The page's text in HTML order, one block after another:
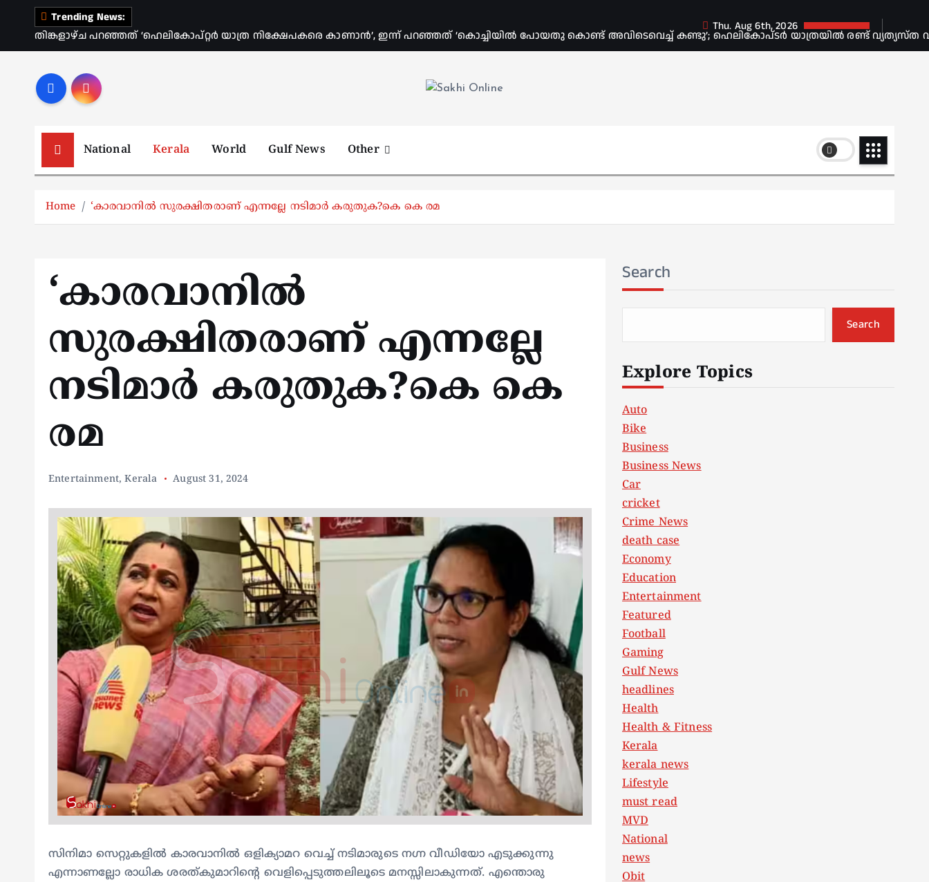
Trending News:
തിങ്കളാഴ്ച പറഞ്ഞത് ‘ഹെലികോപ്റ്റർ യാത്ര നിക്ഷേപകരെ കാണാൻ’, ഇന്ന് പറഞ്ഞത് ‘കൊച്ചിയിൽ പോയതു കൊണ്ട് അവിടെവെച്ച് കണ്ടു’; ഹെലികോപ്ടർ യാത്രയിൽ രണ്ട് വ്യത്യസ്ത
Thu. Aug 6th, 2026
National Kerala World Gulf News Other
Home ‘കാരവാനിൽ സുരക്ഷിതരാണ് എന്നല്ലേ നടിമാർ കരുതുക?കെ കെ രമ
‘കാരവാനിൽ
സുരക്ഷിതരാണ് എന്നല്ലേ
നടിമാർ കരുതുക?കെ കെ
രമ
Entertainment,Kerala August 31, 2024
സിനിമാ സെറ്റുകളിൽ കാരവാനിൽ ഒളിക്യാമറ വെച്ച് നടിമാരുടെ നഗ്ന വീഡിയോ എടുക്കുന്നു
എന്നാണല്ലോ രാധിക ശരത്കുമാറിന്‍റെ വെളിപ്പെടുത്തലിലൂടെ മനസ്സിലാകുന്നത്. എന്തൊരു
Search
Search
Explore Topics
Auto
Bike
Business
Business News
Car
cricket
Crime News
death case
Economy
Education
Entertainment
Featured
Football
Gaming
Gulf News
headlines
Health
Health & Fitness
Kerala
kerala news
Lifestyle
must read
MVD
National
news
Obit